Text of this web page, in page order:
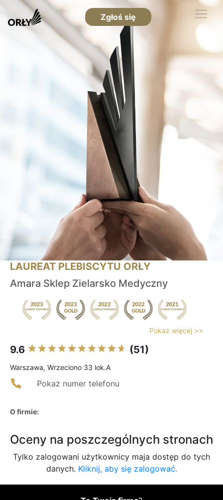
Zgłoś się
LAUREAT PLEBISCYTU ORŁY
Amara Sklep Zielarsko Medyczny
Pokaż więcej >>
9.6 (51)
Warszawa, Wrzeciono 33 lok.A
Pokaż numer telefonu
O firmie:
Oceny na poszczególnych stronach
Tylko zalogowani użytkownicy maja dostęp do tych
danych. Kliknij, aby się zalogować.